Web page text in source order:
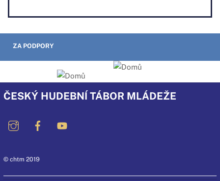
ZA PODPORY
ČESKÝ HUDEBNÍ TÁBOR MLÁDEŽE
© chtm 2019